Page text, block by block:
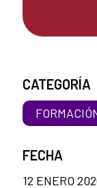
CATEGORÍA
FECHA
12 ENERO